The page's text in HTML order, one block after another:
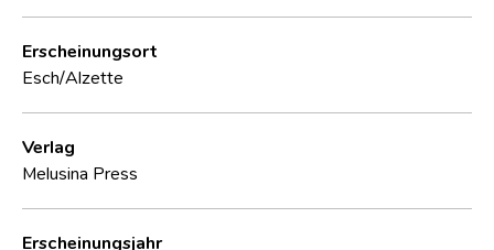
Erscheinungsort
Esch/Alzette
Verlag
Melusina Press
Erscheinungsjahr